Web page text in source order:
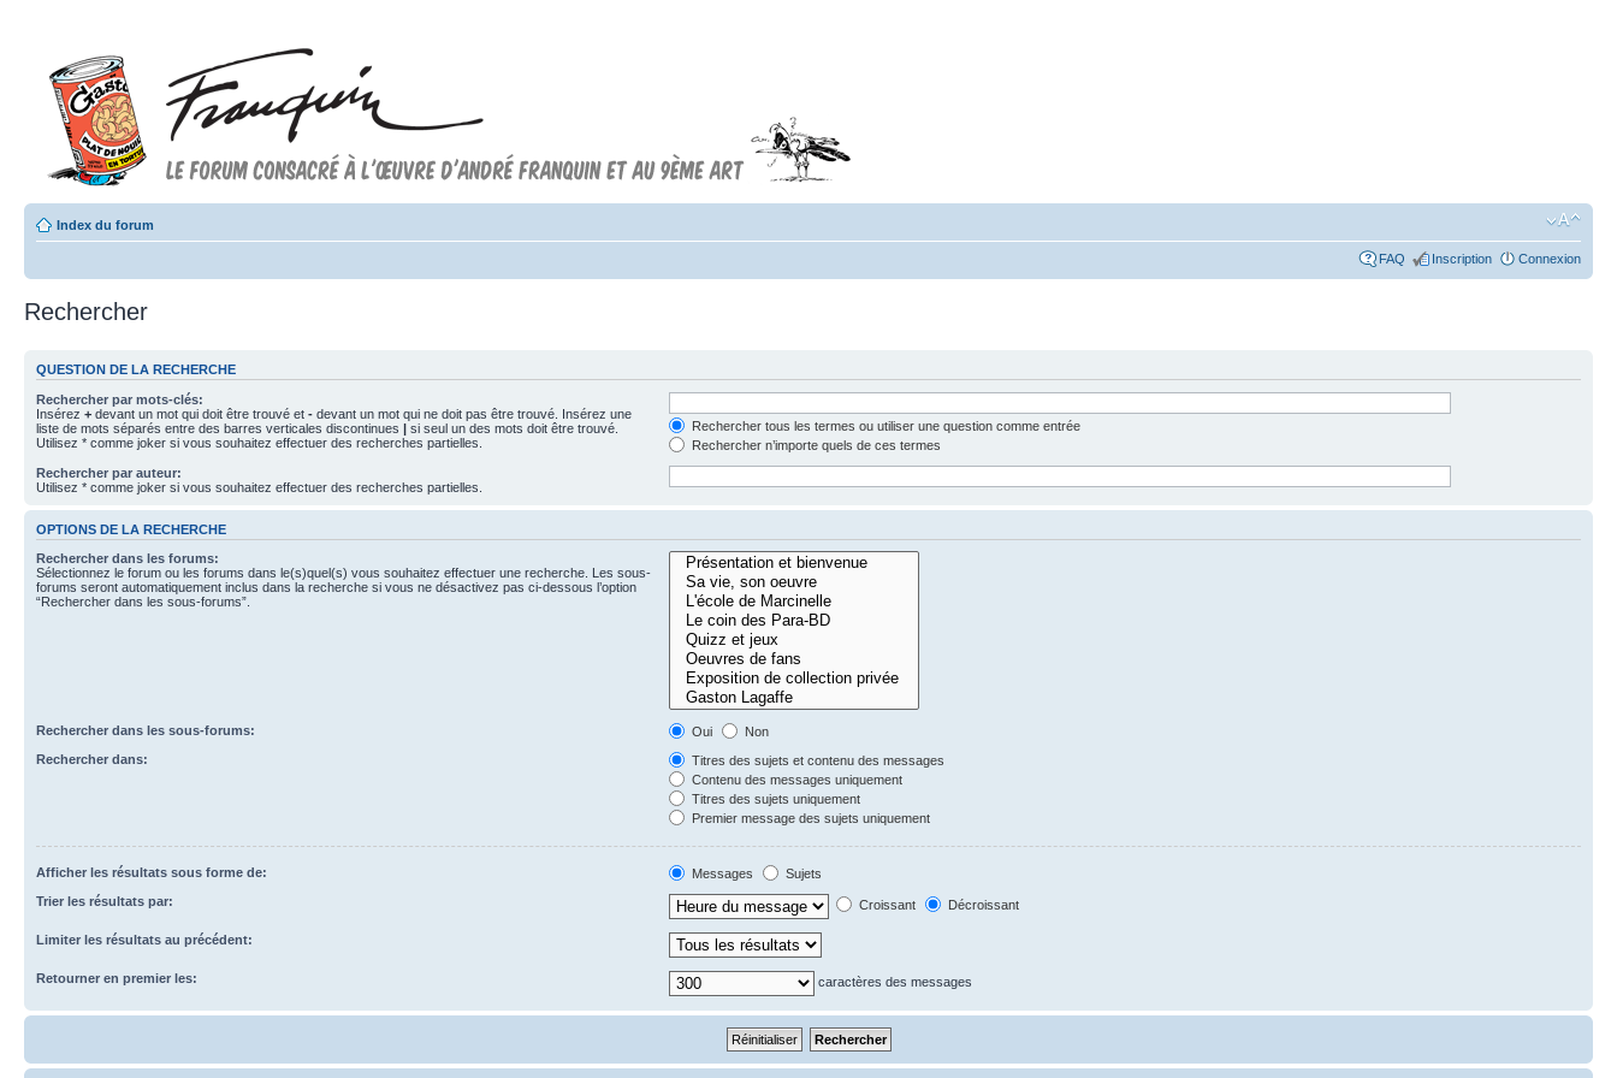
Index du forum
FAQ Inscription Connexion
Rechercher
QUESTION DE LA RECHERCHE
Rechercher par mots-clés:
Insérez + devant un mot qui doit être trouvé et - devant un mot qui ne doit pas être trouvé. Insérez une
liste de mots séparés entre des barres verticales discontinues | si seul un des mots doit être trouvé.
Utilisez * comme joker si vous souhaitez effectuer des recherches partielles.
Rechercher tous les termes ou utiliser une question comme entrée
Rechercher n’importe quels de ces termes
Rechercher par auteur:
Utilisez * comme joker si vous souhaitez effectuer des recherches partielles.
OPTIONS DE LA RECHERCHE
Rechercher dans les forums:
Sélectionnez le forum ou les forums dans le(s)quel(s) vous souhaitez effectuer une recherche. Les sous-
forums seront automatiquement inclus dans la recherche si vous ne désactivez pas ci-dessous l’option
“Rechercher dans les sous-forums”.
Rechercher dans les sous-forums: Oui
Non
Rechercher dans:
Titres des sujets et contenu des messages
Contenu des messages uniquement
Titres des sujets uniquement
Premier message des sujets uniquement
Afficher les résultats sous forme de: Messages
Sujets
Trier les résultats par:
Croissant Décroissant
Limiter les résultats au précédent:
Retourner en premier les: caractères des messages